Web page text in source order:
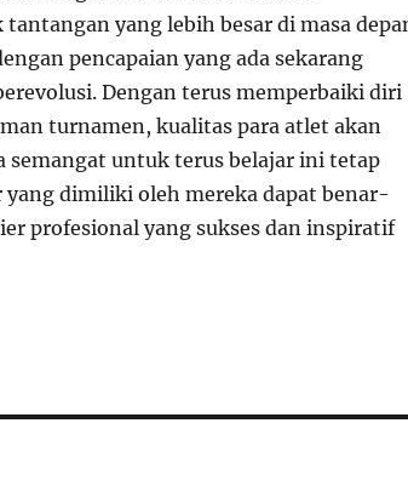
yang lebih besar di masa
pencapaian yang ada sekarang
Dengan terus memperbaiki diri
turnamen, kualitas para atlet akan
semangat untuk terus belajar ini tetap
yang dimiliki oleh mereka dapat benar-
profesional yang sukses dan inspiratif